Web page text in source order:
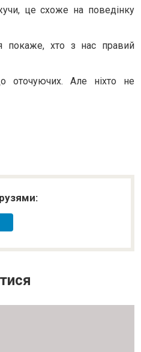
це схоже на поведінку
покаже, хто з нас правий
оточуючих. Але ніхто не